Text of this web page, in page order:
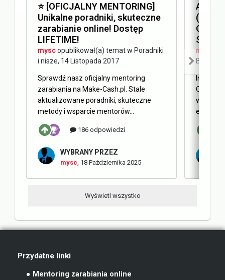
⭐️ [OFICJALNY MENTORING]
Unikalne poradniki, skuteczne
zarabianie online! Dostęp
LIFETIME!
myscopublikował(a) temat w Poradniki
i nisze, 14 Listopada 2017
Sprawdź nasz oficjalny mentoring
zarabiania na Make-Cash.pl. Stale
aktualizowane poradniki, skuteczne
metody i wsparcie mentorów...
186 odpowiedzi
WYBRANY PRZEZ
mysc 18 Października 2025
(AEO)
SEO
mysc
Blog
Internet
Obecnie
w
Wyświetl wszystko
Przydatne linki
● Mentoring zarabiania online